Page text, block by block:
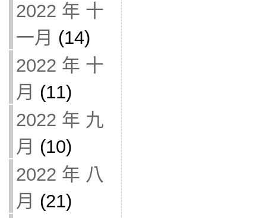
2022 年 十
一月 (14)
2022 年 十
月 (11)
2022 年 九
月 (10)
2022 年 八
月 (21)